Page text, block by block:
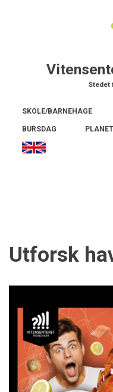
Stedet
Main
navigation
SKOLE/BARNEHAGE
BURSDAG
Utforsk